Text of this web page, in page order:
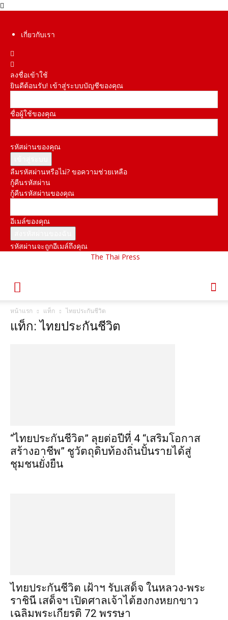
เกี่ยวกับเรา
ลงชื่อเข้าใช้
ยินดีต้อนรับ! เข้าสู่ระบบบัญชีของคุณ
ชื่อผู้ใช้ของคุณ
รหัสผ่านของคุณ
ลืมรหัสผ่านหรือไม่? ขอความช่วยเหลือ
กู้คืนรหัสผ่าน
กู้คืนรหัสผ่านของคุณ
อีเมล์ของคุณ
รหัสผ่านจะถูกอีเมล์ถึงคุณ
The Thai Press
หน้าแรก แท็ก ไทยประกันชีวิต
แท็ก: ไทยประกันชีวิต
“ไทยประกันชีวิต” ลุยต่อปีที่ 4 “เสริมโอกาส
สร้างอาชีพ” ชูวัตถุดิบท้องถิ่นปั้นรายได้สู่
ชุมชนยั่งยืน
ไทยประกันชีวิต เฝ้าฯ รับเสด็จ ในหลวง-พระ
ราชินี เสด็จฯ เปิดศาลเจ้าไต้ฮงกงหยกขาว
เฉลิมพระเกียรติ 72 พรรษา